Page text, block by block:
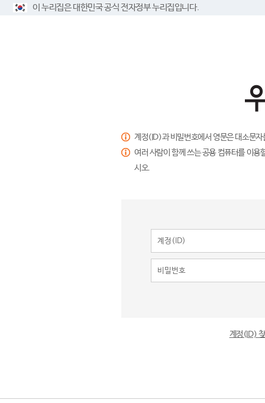
이 누리집은 대한민국 공식 전자정부 누리집입니다.
계정(ID)과 비밀번호에서 영문은 대소문
여러 사람이 함께 쓰는 공용 컴퓨터를 이
시오.
계정(ID)